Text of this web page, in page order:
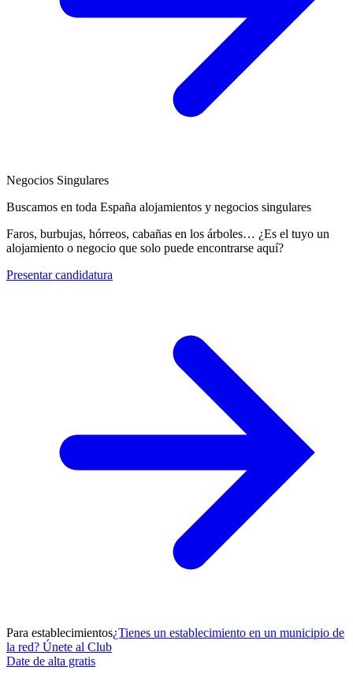
Negocios Singulares
Buscamos en toda España alojamientos y negocios singulares
Faros, burbujas, hórreos, cabañas en los árboles… ¿Es el tuyo un
alojamiento o negocio que solo puede encontrarse aquí?
Presentar candidatura
Para establecimientos¿Tienes un establecimiento en un municipio de
la red? Únete al Club
Date de alta gratis